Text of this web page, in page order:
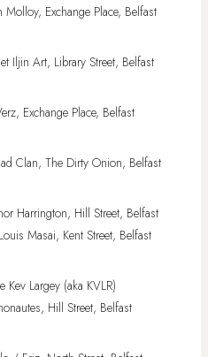
Exchange Place, Belfast
Iljin Art, Library Street, Belfast
Exchange Place, Belfast
Clan, The Dirty Onion, Belfast
Harrington, Hill Street, Belfast
Masai, Kent Street, Belfast
Kev Largey (aka KVLR)
Hill Street, Belfast